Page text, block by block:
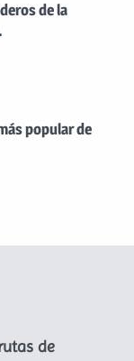
de la
popular de
de